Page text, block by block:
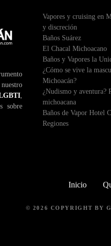
,
sobre
Vapores y cruising en
y discreción
Baños Suárez
El Chacal Michoacano
Baños y Vapores la
¿Cómo se vive la
Michoacán?
¿Nudismo y aventura?
michoacana
Baños de Vapor Hotel
Regiones
Inicio
© 2026 COPYRIGHT BY